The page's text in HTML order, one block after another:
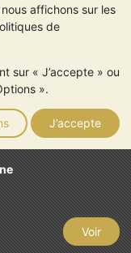
affichons sur les
de
sur « J’accepte » ou
».
J’accepte
Voir
peut aussi
historiques ne
Rien sur les sites
ne
l'avis d'un
si la possession
(numéro 4943684)